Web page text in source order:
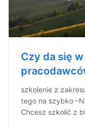
Czy da się
szkolenie z
tego na szybko
Chcesz szkolić z